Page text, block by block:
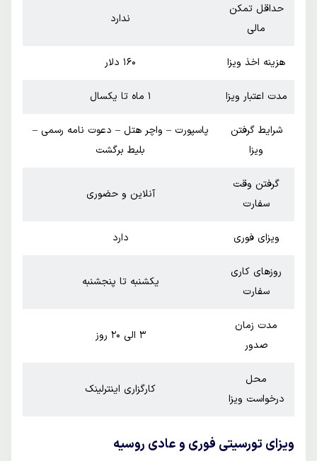
حداقل تمکن
مالی
ندارد
هزینه اخذ ویزا 160 دلار
مدت اعتبار ویزا 1 ماه تا یکسال
شرایط گرفتن
ویزا
پاسپورت – واچر هتل – دعوت نامه رسمی –
بلیط برگشت
گرفتن وقت
سفارت
آنلاین و حضوری
ویزای فوری دارد
روزهای کاری
سفارت
یکشنبه تا پنجشنبه
مدت زمان
صدور
3 الی 20 روز
محل
درخواست ویزا
کارگزاری اینترلینک
ویزای تورسیتی فوری و عادی روسیه